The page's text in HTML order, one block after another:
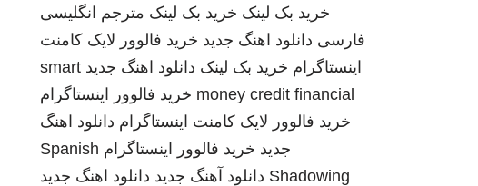
خرید بک لینک خرید بک لینک مترجم انگلیسی
فارسی دانلود اهنگ جدید خرید فالوور لایک کامنت
اینستاگرام خرید بک لینک دانلود اهنگ جدید smart
money credit financial خرید فالوور اینستاگرام
خرید فالوور لایک کامنت اینستاگرام دانلود اهنگ
جدید خرید فالوور اینستاگرام Spanish
Shadowing دانلود آهنگ جدید دانلود اهنگ جدید